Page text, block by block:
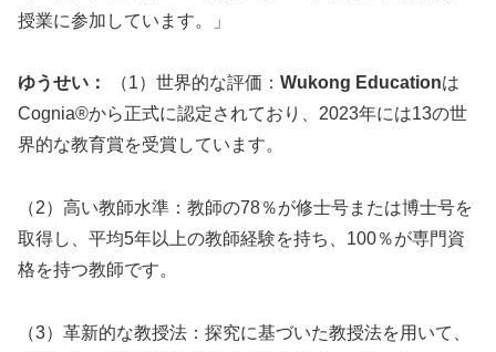
授業に参加しています。」
ゆうせい： （1）世界的な評価： Wukong Educationは
Cognia®から正式に認定されており、2023年には13の世
界的な教育賞を受賞しています。
（2）高い教師水準：教師の78％が修士号または博士号を
取得し、平均5年以上の教師経験を持ち、100％が専門資
格を持つ教師です。
（3）革新的な教授法：探究に基づいた教授法を用いて、